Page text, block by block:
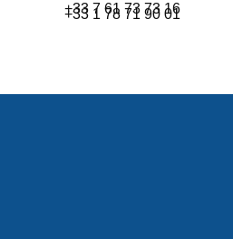
+33 7 61 73 73 16
+33 1 78 71 90 01